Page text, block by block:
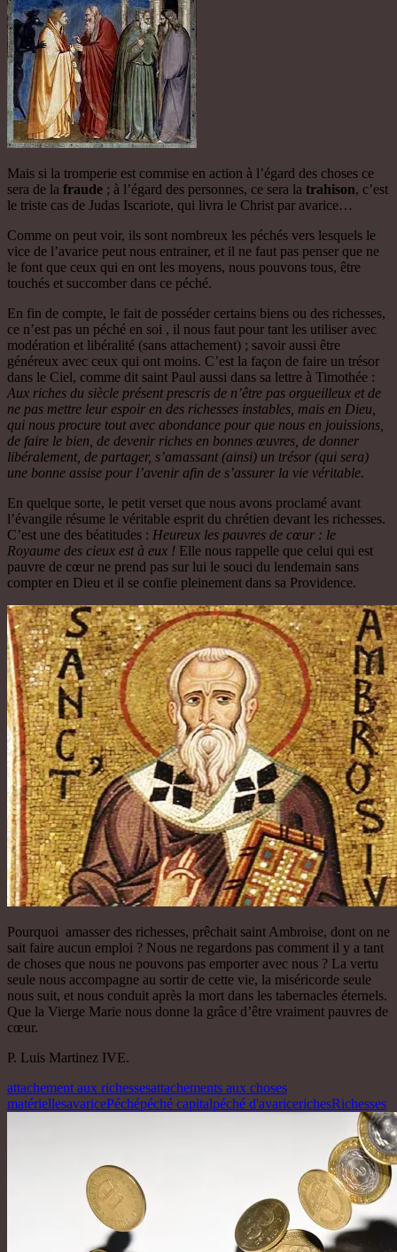
Mais si la tromperie est commise en action à l’égard des choses ce
sera de la fraude ; à l’égard des personnes, ce sera la trahison, c’est
le triste cas de Judas Iscariote, qui livra le Christ par avarice…
Comme on peut voir, ils sont nombreux les péchés vers lesquels le
vice de l’avarice peut nous entrainer, et il ne faut pas penser que ne
le font que ceux qui en ont les moyens, nous pouvons tous, être
touchés et succomber dans ce péché.
En fin de compte, le fait de posséder certains biens ou des richesses,
ce n’est pas un péché en soi , il nous faut pour tant les utiliser avec
modération et libéralité (sans attachement) ; savoir aussi être
généreux avec ceux qui ont moins. C’est la façon de faire un trésor
dans le Ciel, comme dit saint Paul aussi dans sa lettre à Timothée :
Aux riches du siècle présent prescris de n’être pas orgueilleux et de
ne pas mettre leur espoir en des richesses instables, mais en Dieu,
qui nous procure tout avec abondance pour que nous en jouissions,
de faire le bien, de devenir riches en bonnes œuvres, de donner
libéralement, de partager, s’amassant (ainsi) un trésor (qui sera)
une bonne assise pour l’avenir afin de s’assurer la vie véritable.
En quelque sorte, le petit verset que nous avons proclamé avant
l’évangile résume le véritable esprit du chrétien devant les richesses.
C’est une des béatitudes : Heureux les pauvres de cœur : le
Royaume des cieux est à eux ! Elle nous rappelle que celui qui est
pauvre de cœur ne prend pas sur lui le souci du lendemain sans
compter en Dieu et il se confie pleinement dans sa Providence.
Pourquoi amasser des richesses, prêchait saint Ambroise, dont on ne
sait faire aucun emploi ? Nous ne regardons pas comment il y a tant
de choses que nous ne pouvons pas emporter avec nous ? La vertu
seule nous accompagne au sortir de cette vie, la miséricorde seule
nous suit, et nous conduit après la mort dans les tabernacles éternels.
Que la Vierge Marie nous donne la grâce d’être vraiment pauvres de
cœur.
P. Luis Martinez IVE.
attachement aux richessesattachements aux choses
matériellesavaricePéchépéché capitalpéché d'avaricerichesRichesses